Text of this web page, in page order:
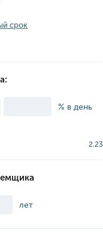
срок
% в день
2.23
лет